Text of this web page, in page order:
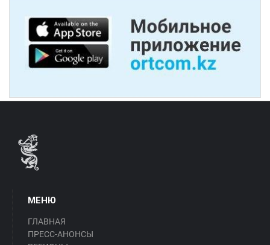
МЕНЮ
ГЛАВНАЯ
ПРЕСС-АНОНСЫ